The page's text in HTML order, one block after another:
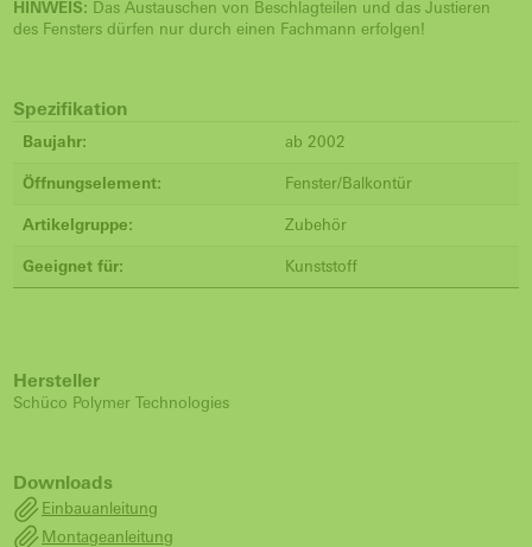
HINWEIS: Das Austauschen von Beschlagteilen und das Justieren
des Fensters dürfen nur durch einen Fachmann erfolgen!
Spezifikation
Baujahr: ab 2002
Öffnungselement: Fenster/Balkontür
Artikelgruppe: Zubehör
Geeignet für: Kunststoff
Hersteller
Schüco Polymer Technologies
Downloads
Einbauanleitung
Montageanleitung